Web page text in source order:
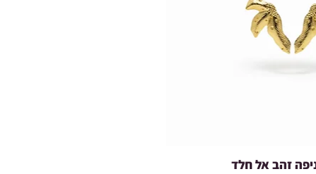
זהב אל חלד